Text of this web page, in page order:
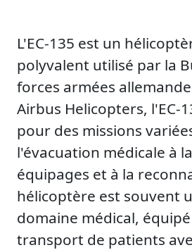
L'EC-135 est un
polyvalent utilisé par la
forces armées
Airbus Helicopters, l'EC-
pour des missions
l'évacuation médicale à
équipages et à la
hélicoptère est souvent
domaine médical,
transport de patients